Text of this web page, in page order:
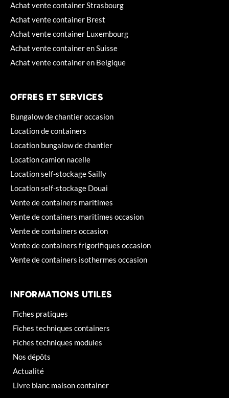
Achat vente container Strasbourg
Achat vente container Brest
Achat vente container Luxembourg
Achat vente container en Suisse
Achat vente container en Belgique
OFFRES ET SERVICES
Bungalow de chantier occasion
Location de containers
Location bungalow de chantier
Location camion nacelle
Location self-stockage Sailly
Location self-stockage Douai
Vente de containers maritimes
Vente de containers maritimes occasion
Vente de containers occasion
Vente de containers frigorifiques occasion
Vente de containers isothermes occasion
INFORMATIONS UTILES
Fiches pratiques
Fiches techniques containers
Fiches techniques modules
Nos dépôts
Actualité
Livre blanc maison container